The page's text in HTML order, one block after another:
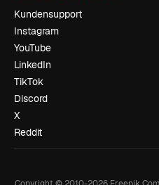
Kundensupport
Instagram
YouTube
LinkedIn
TikTok
Discord
X
Reddit